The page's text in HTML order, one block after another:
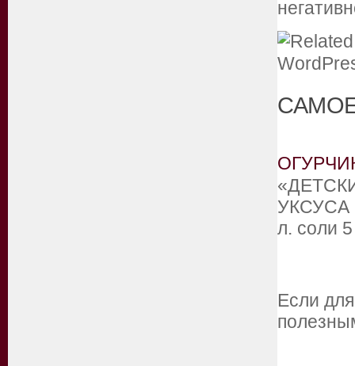
УКСУСА
л. соли
Если